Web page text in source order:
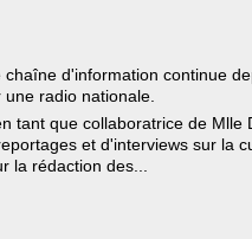
d'information continue
radio nationale.
tant que collaboratrice de Mlle
et d'interviews sur la
la rédaction des...